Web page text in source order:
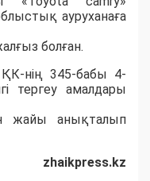
ауруханаға
болған.
нің 345-бабы 4-
тергеу амалдары
жайы анықталып
zhaikpress.kz